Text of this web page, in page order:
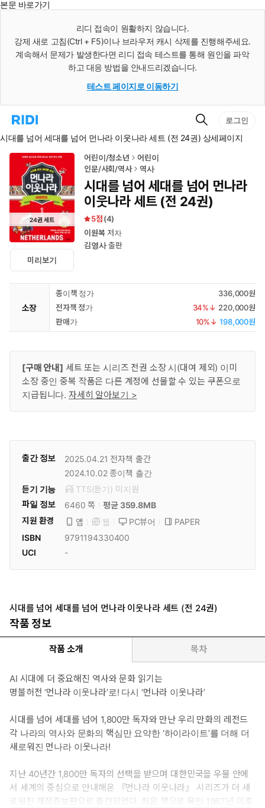
본문 바로가기
리디 접속이 원활하지 않습니다.
강제 새로 고침(Ctrl + F5)이나 브라우저 캐시 삭제를 진행해주세요.
계속해서 문제가 발생한다면 리디 접속 테스트를 통해 원인을 파악
하고 대응 방법을 안내드리겠습니다.
테스트 페이지로 이동하기
리
홈
로
검
색
로그인
시대를 넘어 세대를 넘어 먼나라 이웃나라 세트 (전 24권) 상세페이지
24권 세트
미리보기
어린이/청소년
어린이
인문/사회/역사
역사
시대를 넘어 세대를 넘어 먼나라
이웃나라 세트 (전 24권)
5 (4)
이원복저자
김영사출판
소장
종이책 정가
336,000원
전자책 정가
34%↓ 220,000원
판매가
10%↓ 198,000원
[구매 안내] 세트 또는 시리즈 전권 소장 시(대여 제외) 이미
소장 중인 중복 작품은 다른 계정에 선물할 수 있는 쿠폰으로
지급됩니다. 자세히 알아보기 >
출간 정보 2025.04.21 전자책 출간
2024.10.02 종이책 출간
듣기 기능
TTS(듣기) 미 지원
파일 정보
6460 쪽
평균 359.8MB
지원 환경
앱 웹 PC뷰어
PAPER
ISBN
9791194330400
UCI
-
시대를 넘어 세대를 넘어 먼나라 이웃나라 세트 (전 24권)
작품 정보
작품 소개 목차
AI 시대에 더 중요해진 역사와 문화 읽기는
명불허전 ‘먼나라 이웃나라’로! 다시 ‘먼나라 이웃나라’
시대를 넘어 세대를 넘어 1,800만 독자와 만난 우리 만화의 레전드
각 나라의 역사와 문화의 핵심만 요약한 ‘하이라이트’를 더해 더
새로워진 먼나라 이웃나라!
지난 40년간 1,800만 독자의 선택을 받으며 대한민국을 우물 안에
서 세계의 중심으로 안내해온 『먼나라 이웃나라』 시리즈가 더 새
로워진 개정증보판으로 출간되었다. 처음 책으로 묶인 1987년 이후